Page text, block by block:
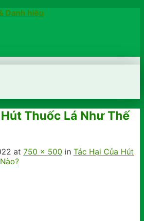
Danh hiệu
Thuốc Lá Như Thế
at 750 × 500 in Tác Hại Của Hút